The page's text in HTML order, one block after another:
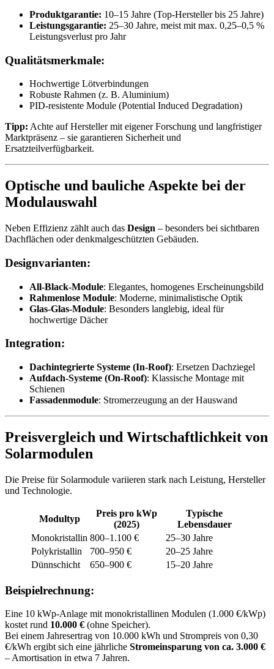
Produktgarantie: 10–15 Jahre (Top-Hersteller bis 25 Jahre)
Leistungsgarantie: 25–30 Jahre, meist mit max. 0,25–0,5 %
Leistungsverlust pro Jahr
Qualitätsmerkmale:
Hochwertige Lötverbindungen
Robuste Rahmen (z. B. Aluminium)
PID-resistente Module (Potential Induced Degradation)
Tipp: Achte auf Hersteller mit eigener Forschung und langfristiger
Marktpräsenz – sie garantieren Sicherheit und
Ersatzteilverfügbarkeit.
Optische und bauliche Aspekte bei der
Modulauswahl
Neben Effizienz zählt auch das Design – besonders bei sichtbaren
Dachflächen oder denkmalgeschützten Gebäuden.
Designvarianten:
All-Black-Module: Elegantes, homogenes Erscheinungsbild
Rahmenlose Module: Moderne, minimalistische Optik
Glas-Glas-Module: Besonders langlebig, ideal für
hochwertige Dächer
Integration:
Dachintegrierte Systeme (In-Roof): Ersetzen Dachziegel
Aufdach-Systeme (On-Roof): Klassische Montage mit
Schienen
Fassadenmodule: Stromerzeugung an der Hauswand
Preisvergleich und Wirtschaftlichkeit von
Solarmodulen
Die Preise für Solarmodule variieren stark nach Leistung, Hersteller
und Technologie.
Modultyp
Preis pro kWp
(2025)
Typische
Lebensdauer
Monokristallin 800–1.100 €
25–30 Jahre
Polykristallin
700–950 €
20–25 Jahre
Dünnschicht
650–900 € 15–20 Jahre
Beispielrechnung:
Eine 10 kWp-Anlage mit monokristallinen Modulen (1.000 €/kWp)
kostet rund 10.000 € (ohne Speicher).
Bei einem Jahresertrag von 10.000 kWh und Strompreis von 0,30
€/kWh ergibt sich eine jährliche Stromeinsparung von ca. 3.000 €
– Amortisation in etwa 7 Jahren.